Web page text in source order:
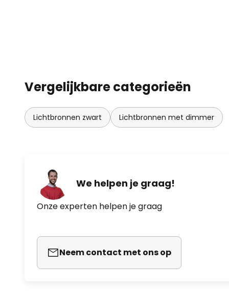
Vergelijkbare categorieën
Lichtbronnen zwart Lichtbronnen met dimmer
We helpen je graag!
Onze experten helpen je graag
Neem contact met ons op